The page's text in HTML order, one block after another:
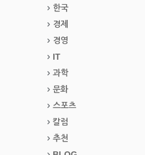
한국
경제
경영
IT
과학
문화
스포츠
칼럼
추천